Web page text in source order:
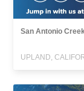
San Antonio
UPLAND,